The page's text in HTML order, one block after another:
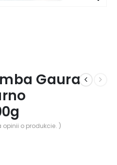
Gaura
opinii o produkcie. )